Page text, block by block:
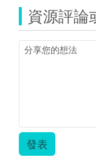
資源評論
發表